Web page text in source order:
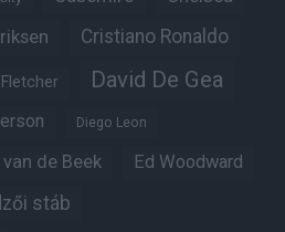
Cristiano Ronaldo
David De Gea
Diego Leon
van de Beek Ed Woodward
stáb